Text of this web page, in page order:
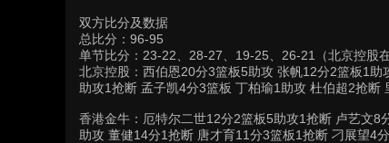
双方比分及数据
总比分：96-95
单节比分：23-22、28-27、19-25、26-21（北京控股在
北京控股：西伯恩20分3篮板5助攻 张帆12分2篮板1
助攻1抢断 孟子凯4分3篮板 丁柏瑜1助攻 杜伯超2抢断
香港金牛：厄特尔二世12分2篮板5助攻1抢断 卢艺文
助攻 董健14分1抢断 唐才育11分3篮板1抢断 刁展望4